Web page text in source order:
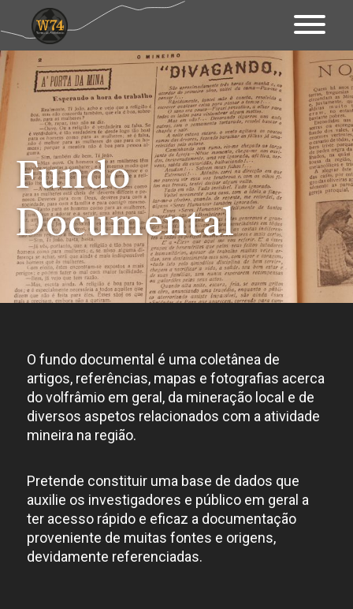
Apresentação
Território
Património
Mapa Interativo
Ações
Fundo Documental
Contactos & Links
Fundo
Documental
O fundo documental é uma coletânea de
artigos, referências, mapas e fotografias acerca
do volfrâmio em geral, da mineração local e de
diversos aspetos relacionados com a atividade
mineira na região.
Pretende constituir uma base de dados que
auxilie os investigadores e público em geral a
ter acesso rápido e eficaz a documentação
proveniente de muitas fontes e origens,
devidamente referenciadas.